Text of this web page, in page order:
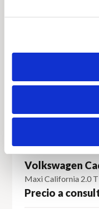
Volkswagen
Maxi California 2.0
Precio a